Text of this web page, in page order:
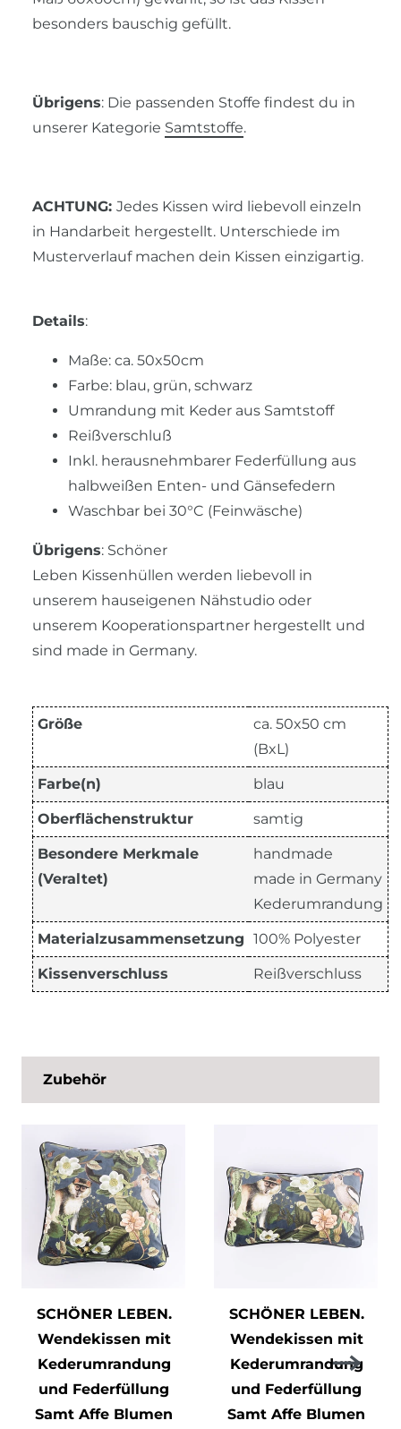
besonders bauschig gefüllt.
Übrigens: Die passenden Stoffe findest du in
unserer Kategorie Samtstoffe.
ACHTUNG: Jedes Kissen wird liebevoll einzeln
in Handarbeit hergestellt. Unterschiede im
Musterverlauf machen dein Kissen einzigartig.
Details:
Maße: ca. 50x50cm
Farbe: blau, grün, schwarz
Umrandung mit Keder aus Samtstoff
Reißverschluß
Inkl. herausnehmbarer Federfüllung aus
halbweißen Enten- und Gänsefedern
Waschbar bei 30°C (Feinwäsche)
Übrigens: Schöner
Leben Kissenhüllen werden liebevoll in
unserem hauseigenen Nähstudio oder
unserem Kooperationspartner hergestellt und
sind made in Germany.
Größe
ca. 50x50 cm
(BxL)
Farbe(n) blau
Oberflächenstruktur samtig
Besondere Merkmale
(Veraltet)
handmade
made in Germany
Kederumrandung
Materialzusammensetzung 100% Polyester
Kissenverschluss Reißverschluss
Zubehör
SCHÖNER LEBEN.
Wendekissen mit
Kederumrandung
und Federfüllung
Samt Affe Blumen
SCHÖNER LEBEN.
Wendekissen mit
Kederumrandung
und Federfüllung
Samt Affe Blumen